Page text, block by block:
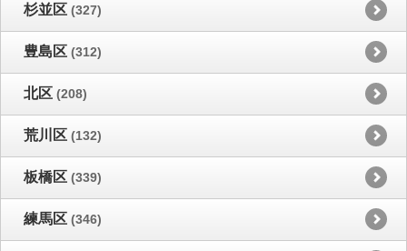
杉並区 (327)
豊島区 (312)
北区 (208)
荒川区 (132)
板橋区 (339)
練馬区 (346)